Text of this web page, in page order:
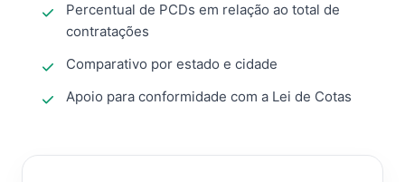
Percentual de PCDs em relação ao total de
contratações
Comparativo por estado e cidade
Apoio para conformidade com a Lei de Cotas